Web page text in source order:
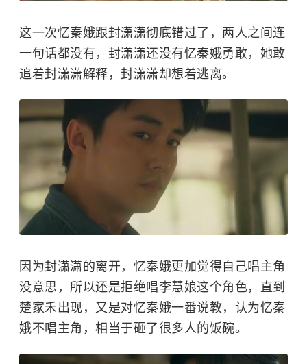
这一次忆秦娥跟封潇潇彻底错过了，两人之间连
一句话都没有，封潇潇还没有忆秦娥勇敢，她敢
追着封潇潇解释，封潇潇却想着逃离。
因为封潇潇的离开，忆秦娥更加觉得自己唱主角
没意思，所以还是拒绝唱李慧娘这个角色，直到
楚家禾出现，又是对忆秦娥一番说教，认为忆秦
娥不唱主角，相当于砸了很多人的饭碗。